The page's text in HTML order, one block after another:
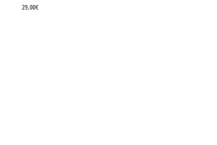
29,00€